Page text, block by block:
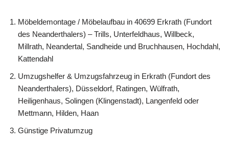
Möbeldemontage / Möbelaufbau in 40699 Erkrath (Fundort
des Neanderthalers) – Trills, Unterfeldhaus, Willbeck,
Millrath, Neandertal, Sandheide und Bruchhausen, Hochdahl,
Kattendahl
Umzugshelfer & Umzugsfahrzeug in Erkrath (Fundort des
Neanderthalers), Düsseldorf, Ratingen, Wülfrath,
Heiligenhaus, Solingen (Klingenstadt), Langenfeld oder
Mettmann, Hilden, Haan
Günstige Privatumzug